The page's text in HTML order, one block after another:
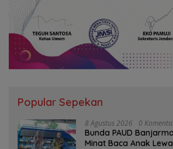
Popular Sepekan
8 Agustus 2026 0
Bunda PAUD
Minat Baca Anak